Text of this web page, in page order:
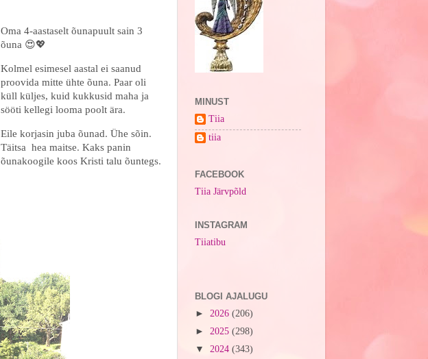
Oma 4-aastaselt õunapuult sain 3
õuna 😍💖
Kolmel esimesel aastal ei saanud
proovida mitte ühte õuna. Paar oli
küll küljes, kuid kukkusid maha ja
sööti kellegi looma poolt ära.
Eile korjasin juba õunad. Ühe sõin.
Täitsa hea maitse. Kaks panin
õunakoogile koos Kristi talu õuntegs.
MINUST
Tiia
tiia
FACEBOOK
Tiia Järvpõld
INSTAGRAM
Tiiatibu
BLOGI AJALUGU
► 2026 (206)
► 2025 (298)
▼ 2024 (343)